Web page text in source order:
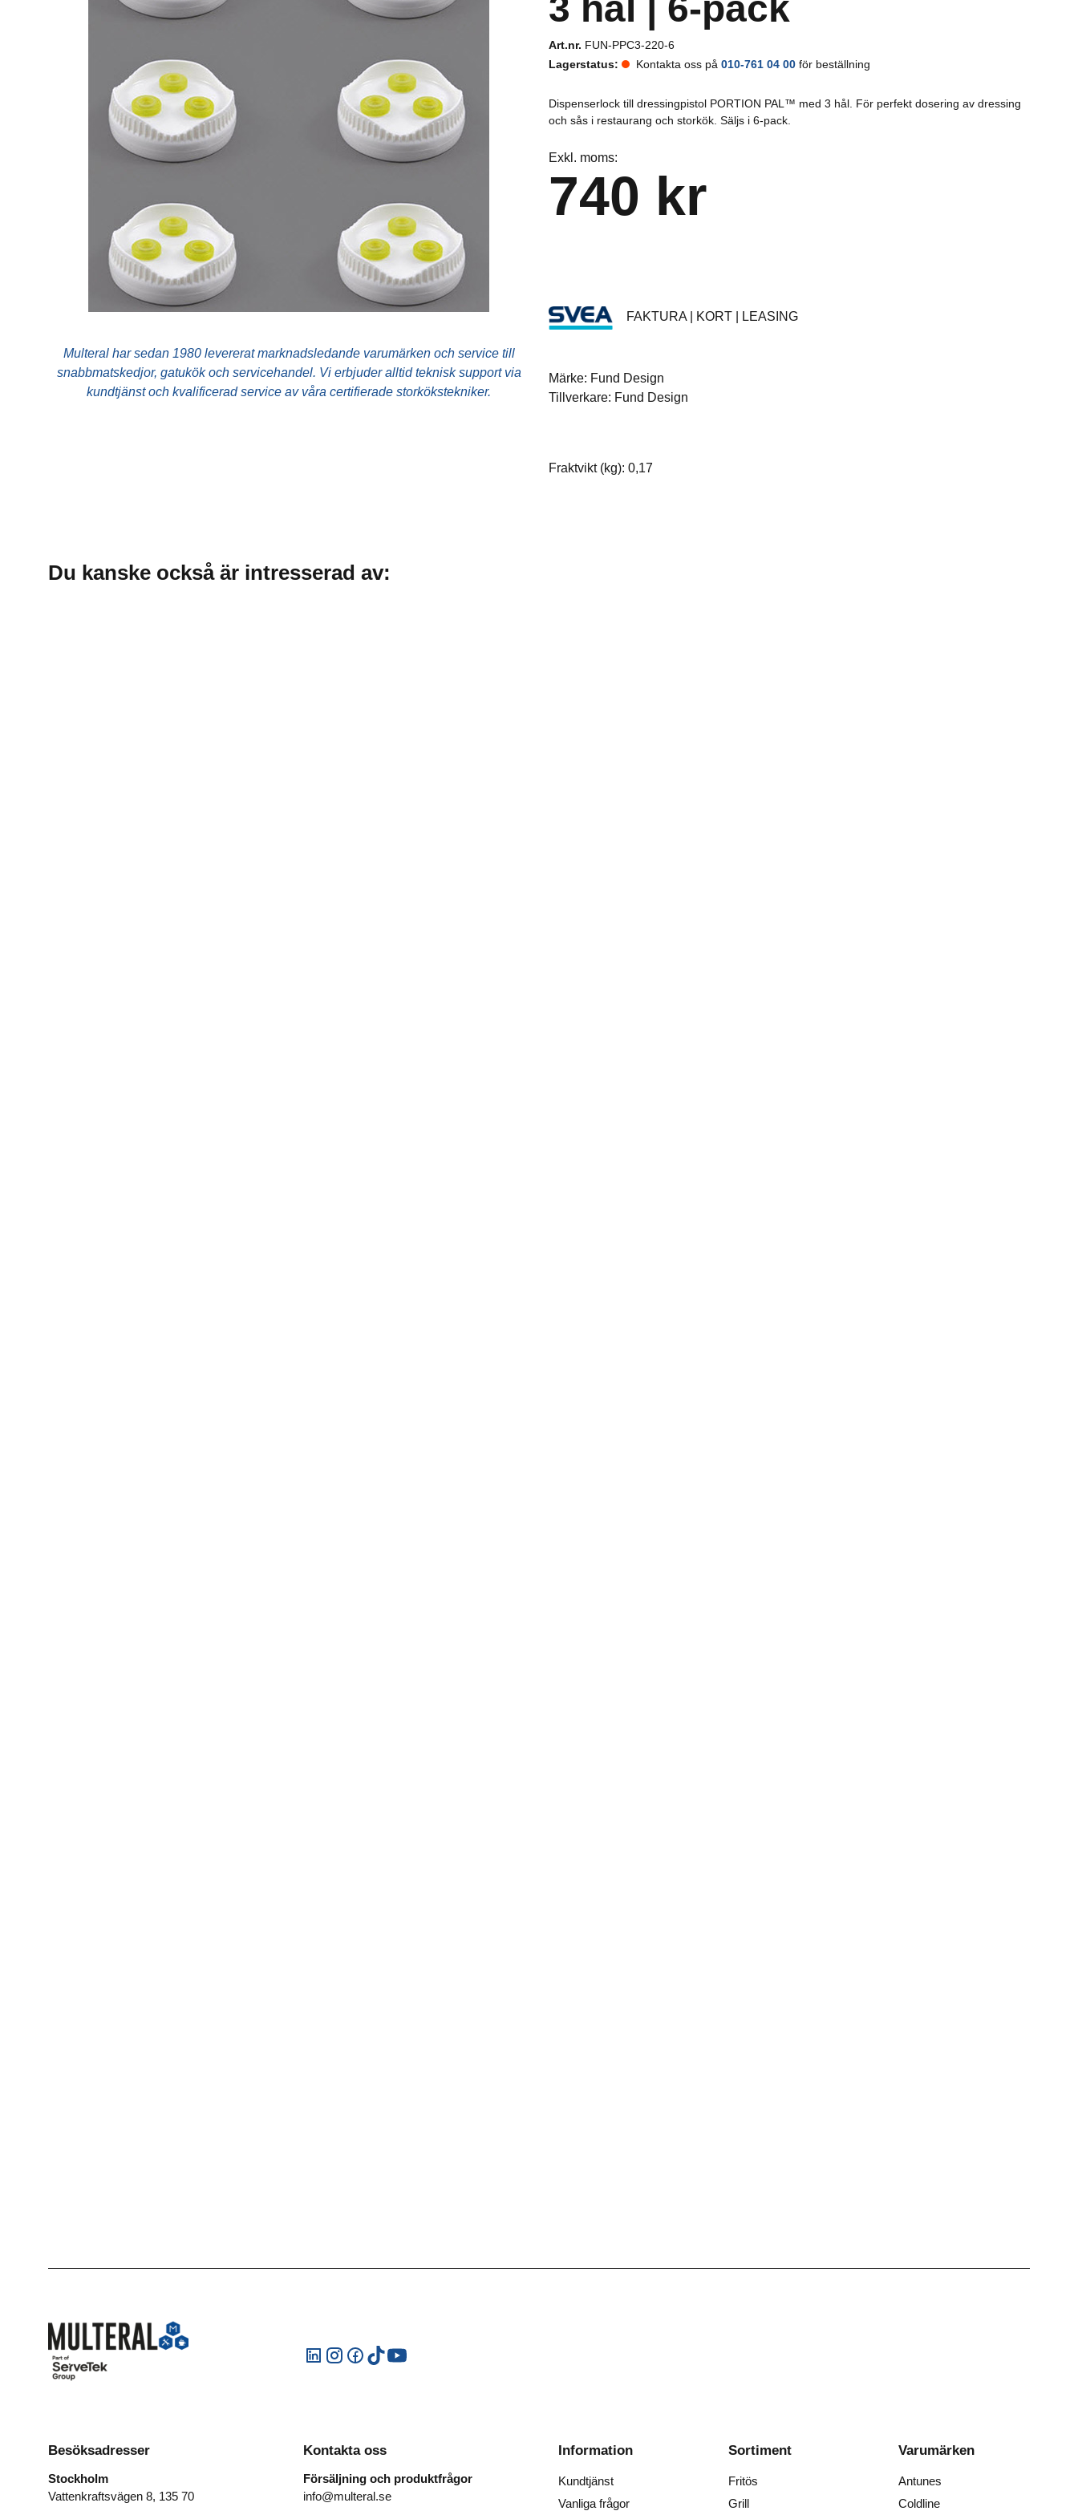
Korvutrustning
Restaurangugn
Restaurangspis
Vinkyl
Frysbänk
Displayfrys
Glassfrys
Blast chiller
Mjukglassmaskin
Slushmaskin
Dryck
Dressingpistoler & flaskor
Dryck- & läsktillbehör
Grill- och stekbordstillbehör
Kaffetillbehör
Kantiner & lock
Stativ & hjul
Ugnstillbehör
Utensilier
Multeral har sedan 1980 levererat marknadsledande varumärken och service till
snabbmatskedjor, gatukök och servicehandel. Vi erbjuder alltid teknisk support via
kundtjänst och kvalificerad service av våra certifierade storkökstekniker.
3 hål | 6-pack
Art.nr. FUN-PPC3-220-6
Lagerstatus:
Kontakta oss på010-761 04 00 för beställning
Dispenserlock till dressingpistol PORTION PAL™ med 3 hål. För perfekt dosering av dressing
och sås i restaurang och storkök. Säljs i 6-pack.
Exkl. moms:
740 kr
FAKTURA | KORT | LEASING
Märke: Fund Design
Tillverkare: Fund Design
Fraktvikt (kg): 0,17
Du kanske också är intresserad av:
Besöksadresser
Stockholm
Vattenkraftsvägen 8, 135 70
Kontakta oss
Försäljning och produktfrågor
info@multeral.se
Information
Kundtjänst
Vanliga frågor
Sortiment
Fritös
Grill
Varumärken
Antunes
Coldline